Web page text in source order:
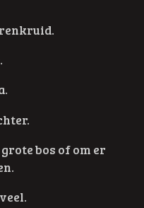
bos of om er